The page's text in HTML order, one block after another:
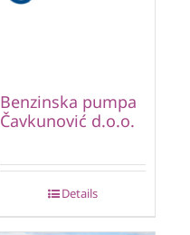
Benzinska pumpa
Čavkunović d.o.o.
Details